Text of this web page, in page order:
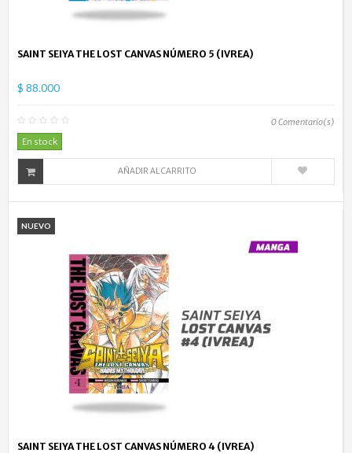
SAINT SEIYA THE LOST CANVAS NÚMERO 5 (IVREA)
$ 88.000
0Comentario(s)
En stock
AÑADIR AL CARRITO
NUEVO
SAINT SEIYA THE LOST CANVAS NÚMERO 4 (IVREA)